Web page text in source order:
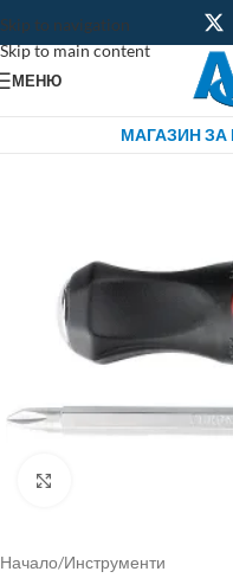
Skip to navigation
Skip to main content
МЕНЮ
МАГАЗИН
Начало/Инструменти